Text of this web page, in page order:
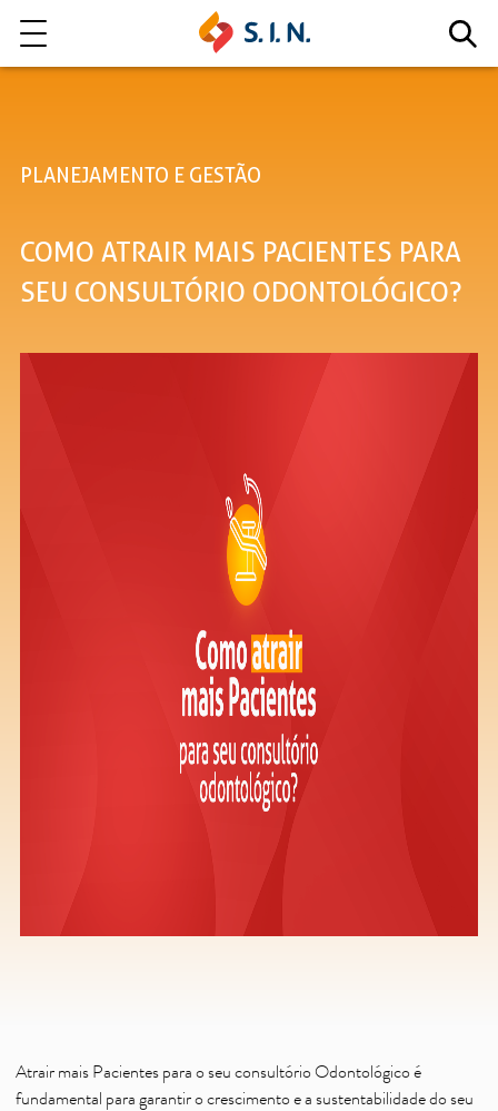
Nossas Soluções
EXPLORE NOSSAS SOLUÇÕES
Saiba mais
Ver todos
PLANEJAMENTO E GESTÃO
COMO ATRAIR MAIS PACIENTES PARA
SEU CONSULTÓRIO ODONTOLÓGICO?
Atrair mais Pacientes para o seu consultório Odontológico é
fundamental para garantir o crescimento e a sustentabilidade do seu